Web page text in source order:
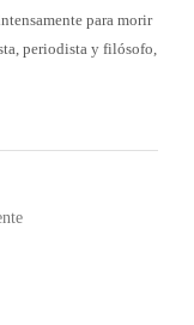
para morir
periodista y filósofo,